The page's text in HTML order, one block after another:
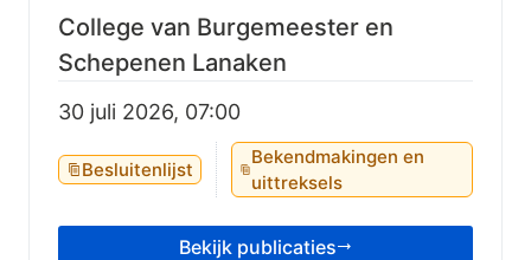
College van Burgemeester en
Schepenen Lanaken
30 juli 2026, 07:00
Besluitenlijst
Bekendmakingen en
uittreksels
Bekijk publicaties